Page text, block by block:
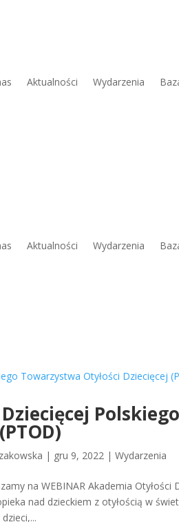
Aktualności Wydarzenia
Aktualności Wydarzenia
| gru 9, 2022 |Wydarzenia
na WEBINAR Akademia
nad dzieckiem z otyłością w